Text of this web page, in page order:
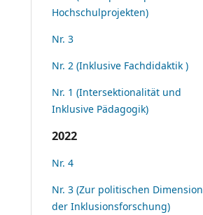
Hochschulprojekten)
Nr. 3
Nr. 2 (Inklusive Fachdidaktik )
Nr. 1 (Intersektionalität und
Inklusive Pädagogik)
2022
Nr. 4
Nr. 3 (Zur politischen Dimension
der Inklusionsforschung)